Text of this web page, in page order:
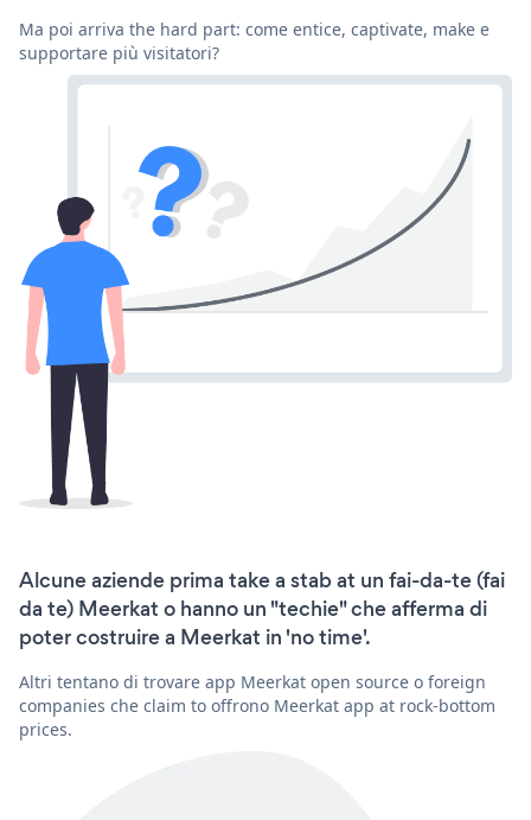
Ma poi arriva the hard part: come entice, captivate, make e
supportare più visitatori?
Alcune aziende prima take a stab at un fai-da-te (fai
da te) Meerkat o hanno un "techie" che afferma di
poter costruire a Meerkat in 'no time'.
Altri tentano di trovare app Meerkat open source o foreign
companies che claim to offrono Meerkat app at rock-bottom
prices.